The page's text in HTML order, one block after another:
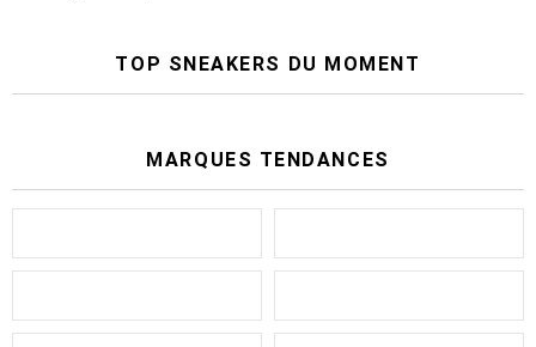
TOP SNEAKERS DU MOMENT
MARQUES TENDANCES